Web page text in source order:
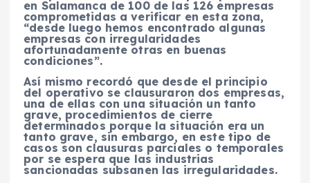
en Salamanca de 100 de las 126 empresas
comprometidas a verificar en esta zona,
“desde luego hemos encontrado algunas
empresas con irregularidades
afortunadamente otras en buenas
condiciones”.
Así mismo recordó que desde el principio
del operativo se clausuraron dos empresas,
una de ellas con una situación un tanto
grave, procedimientos de cierre
determinados porque la situación era un
tanto grave, sin embargo, en este tipo de
casos son clausuras parciales o temporales
por se espera que las industrias
sancionadas subsanen las irregularidades.